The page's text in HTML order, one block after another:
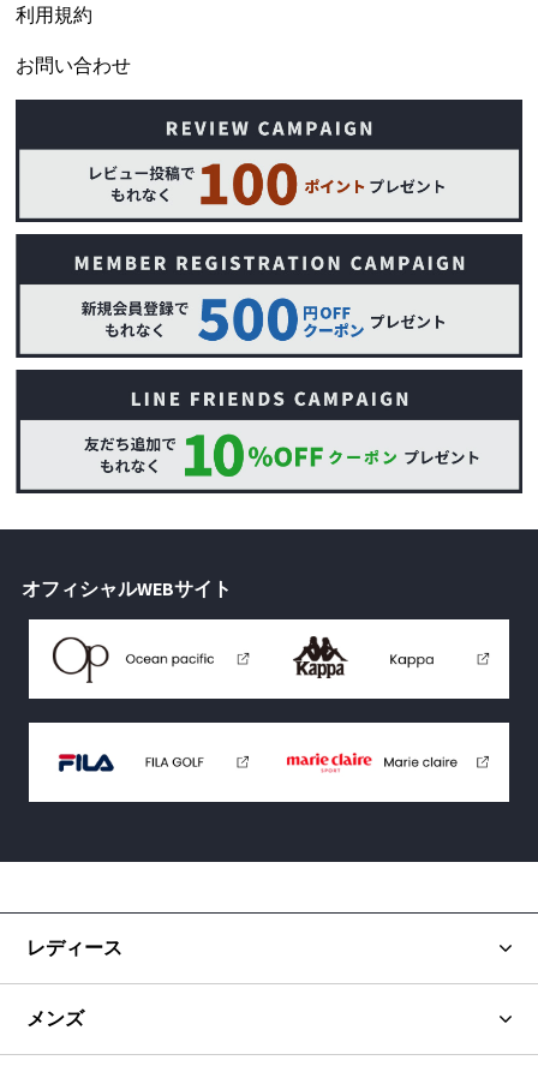
利用規約
お問い合わせ
オフィシャルWEBサイト
レディース
メンズ